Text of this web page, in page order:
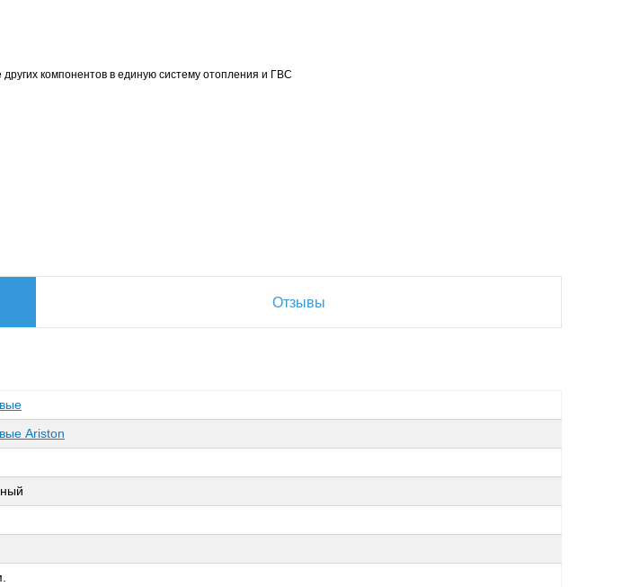
компонентов в единую систему отопления и ГВС
Отзывы
Ariston